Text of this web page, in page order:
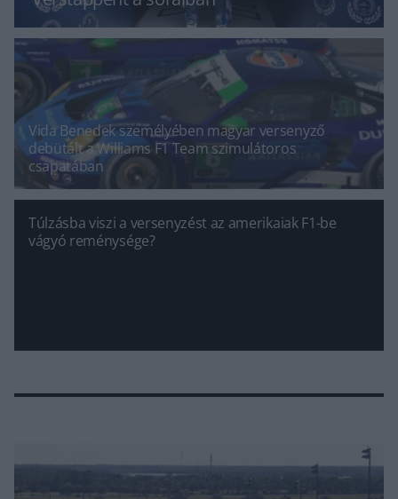
Vida Benedek személyében magyar versenyző
debütált a Williams F1 Team szimulátoros
csapatában
Túlzásba viszi a versenyzést az amerikaiak F1-be
vágyó reménysége?